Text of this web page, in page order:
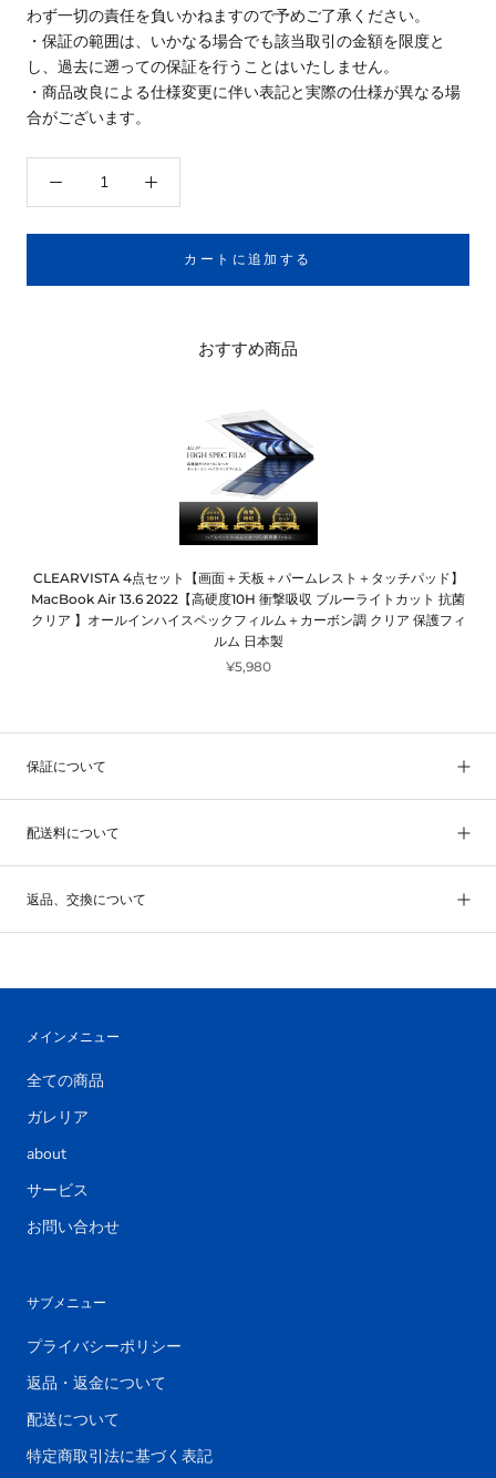
わず一切の責任を負いかねますので予めご了承ください。
・保証の範囲は、いかなる場合でも該当取引の金額を限度と
し、過去に遡っての保証を行うことはいたしません。
・商品改良による仕様変更に伴い表記と実際の仕様が異なる場
合がございます。
カートに追加する
おすすめ商品
CLEARVISTA 4点セット【画面＋天板＋パームレスト＋タッチパッド】
MacBook Air 13.6 2022【高硬度10H 衝撃吸収 ブルーライトカット 抗菌
クリア 】オールインハイスペックフィルム＋カーボン調 クリア 保護フィ
ルム 日本製
¥5,980
保証について
配送料について
返品、交換について
メインメニュー
全ての商品
ガレリア
about
サービス
お問い合わせ
サブメニュー
プライバシーポリシー
返品・返金について
配送について
特定商取引法に基づく表記